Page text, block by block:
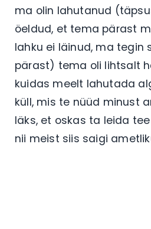
ma olin lahutanud
öeldud, et tema pärast
lahku ei läinud, ma tegin
pärast) tema oli lihtsalt
kuidas meelt lahutada
küll, mis te nüüd minust
läks, et oskas ta leida
nii meist siis saigi